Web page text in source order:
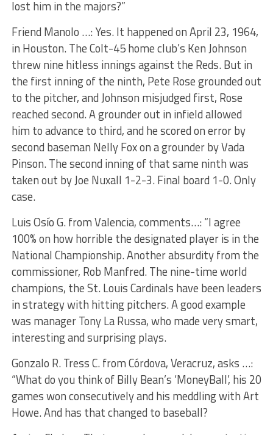
lost him in the majors?”
Friend Manolo …: Yes. It happened on April 23, 1964,
in Houston. The Colt-45 home club’s Ken Johnson
threw nine hitless innings against the Reds. But in
the first inning of the ninth, Pete Rose grounded out
to the pitcher, and Johnson misjudged first, Rose
reached second. A grounder out in infield allowed
him to advance to third, and he scored on error by
second baseman Nelly Fox on a grounder by Vada
Pinson. The second inning of that same ninth was
taken out by Joe Nuxall 1-2-3. Final board 1-0. Only
case.
Luis Osío G. from Valencia, comments…: “I agree
100% on how horrible the designated player is in the
National Championship. Another absurdity from the
commissioner, Rob Manfred. The nine-time world
champions, the St. Louis Cardinals have been leaders
in strategy with hitting pitchers. A good example
was manager Tony La Russa, who made very smart,
interesting and surprising plays.
Gonzalo R. Tress C. from Córdova, Veracruz, asks …:
“What do you think of Billy Bean’s ‘MoneyBall’, his 20
games won consecutively and his meddling with Art
Howe. And has that changed to baseball?